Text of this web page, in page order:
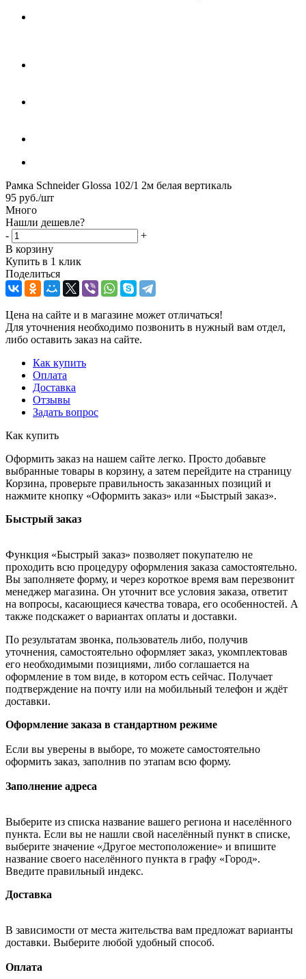
Рамка Schneider Glossa 102/1 2м белая вертикаль
95 руб./шт
Много
Нашли дешевле?
-
+
В корзину
Купить в 1 клик
Поделиться
Цена на сайте и в магазине может отличаться!
Для уточнения необходимо позвонить в нужный вам отдел,
либо оставить заказ на сайте.
Как купить
Оплата
Доставка
Отзывы
Задать вопрос
Как купить
Оформить заказ на нашем сайте легко. Просто добавьте
выбранные товары в корзину, а затем перейдите на страницу
Корзина, проверьте правильность заказанных позиций и
нажмите кнопку «Оформить заказ» или «Быстрый заказ».
Быстрый заказ
Функция «Быстрый заказ» позволяет покупателю не
проходить всю процедуру оформления заказа самостоятельно.
Вы заполняете форму, и через короткое время вам перезвонит
менеджер магазина. Он уточнит все условия заказа, ответит
на вопросы, касающиеся качества товара, его особенностей. А
также подскажет о вариантах оплаты и доставки.
По результатам звонка, пользователь либо, получив
уточнения, самостоятельно оформляет заказ, укомплектовав
его необходимыми позициями, либо соглашается на
оформление в том виде, в котором есть сейчас. Получает
подтверждение на почту или на мобильный телефон и ждёт
доставки.
Оформление заказа в стандартном режиме
Если вы уверены в выборе, то можете самостоятельно
оформить заказ, заполнив по этапам всю форму.
Заполнение адреса
Выберите из списка название вашего региона и населённого
пункта. Если вы не нашли свой населённый пункт в списке,
выберите значение «Другое местоположение» и впишите
название своего населённого пункта в графу «Город».
Введите правильный индекс.
Доставка
В зависимости от места жительства вам предложат варианты
доставки. Выберите любой удобный способ.
Оплата